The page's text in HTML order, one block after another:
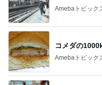
Amebaトピック
コメダの
Amebaトピック